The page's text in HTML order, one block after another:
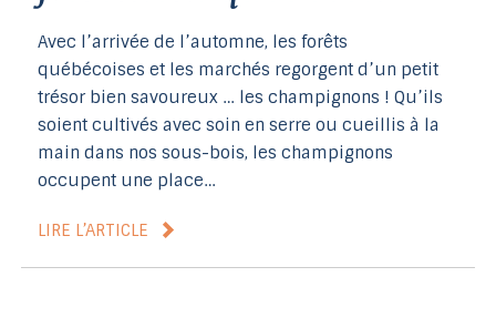
Avec l’arrivée de l’automne, les forêts
québécoises et les marchés regorgent d’un petit
trésor bien savoureux … les champignons ! Qu’ils
soient cultivés avec soin en serre ou cueillis à la
main dans nos sous-bois, les champignons
occupent une place…
LIRE L’ARTICLE